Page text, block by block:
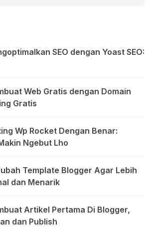
SEO dengan Yoast SEO:
Web Gratis dengan Domain
Gratis
Wp Rocket Dengan Benar:
Ngebut Lho
Template Blogger Agar Lebih
dan Menarik
Artikel Pertama Di Blogger,
dan Publish